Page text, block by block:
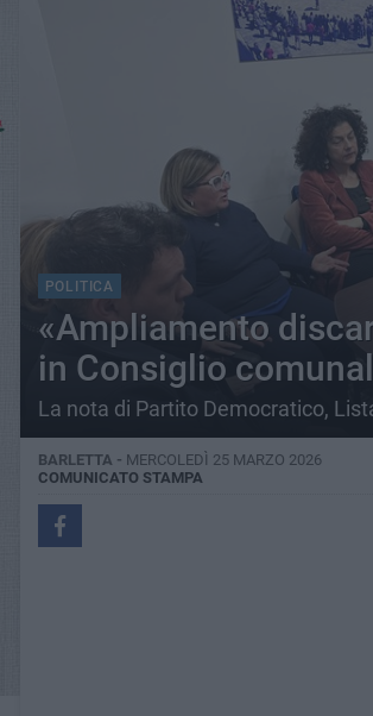
POLITICA
«Ampliamento
in Consiglio
La nota di Partito Democratico,
BARLETTA - MERCOLEDÌ 25 MARZO 2026
COMUNICATO STAMPA